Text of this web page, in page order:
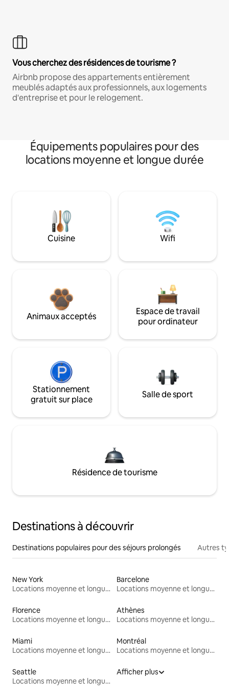
Vous cherchez des résidences de tourisme ?
Airbnb propose des appartements entièrement
meublés adaptés aux professionnels, aux logements
d'entreprise et pour le relogement.
Équipements populaires pour des
locations moyenne et longue durée
Cuisine Wifi
Animaux acceptés
Espace de travail
pour ordinateur
Stationnement
gratuit sur place
Salle de sport
Résidence de tourisme
Destinations à découvrir
Destinations populaires pour des séjours prolongés Autres
New York
Locations moyenne et longue durée
Barcelone
Locations moyenne et longue durée
Florence
Locations moyenne et longue durée
Athènes
Locations moyenne et longue durée
Miami
Locations moyenne et longue durée
Montréal
Locations moyenne et longue durée
Seattle
Locations moyenne et longue durée
Afficher plus